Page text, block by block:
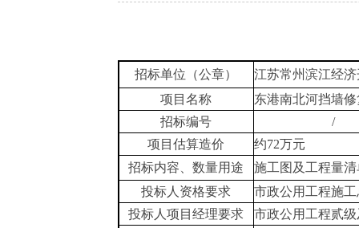
招标单位（公章）
江苏常州滨江经
项目名称
东港南北河挡墙
招标编号
/
项目估算造价
约72万元
招标内容、数量用途
施工图及工程量
投标人资格要求
市政公用工程施
投标人项目经理要求
市政公用工程贰